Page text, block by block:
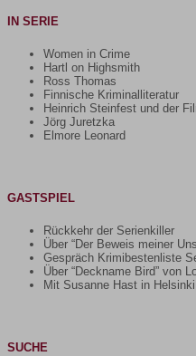
IN SERIE
Women in Crime
Hartl on Highsmith
Ross Thomas
Finnische Kriminalliteratur
Heinrich Steinfest und der
Jörg Juretzka
Elmore Leonard
GASTSPIEL
Rückkehr der Serienkiller
Über “Der Beweis meiner
Gespräch Krimibestenliste
Über “Deckname Bird” von
Mit Susanne Hast in Helsinki
SUCHE